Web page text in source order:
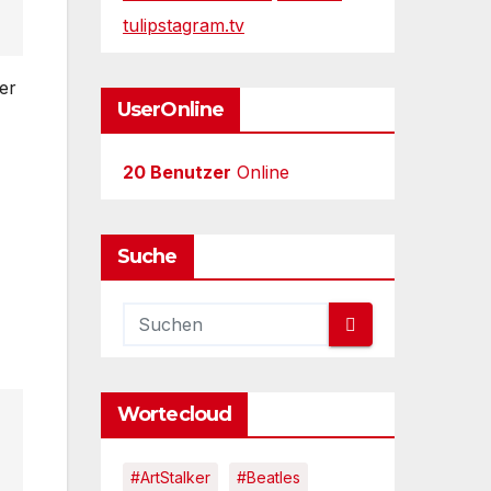
tulipstagram.tv
UserOnline
20 Benutzer Online
Suche
Wortecloud
#ArtStalker #Beatles